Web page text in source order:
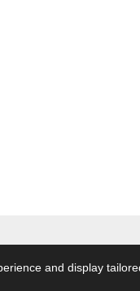
and display